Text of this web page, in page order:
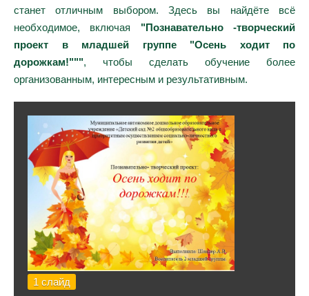
станет отличным выбором. Здесь вы найдёте всё
необходимое, включая "Познавательно -творческий
проект в младшей группе "Осень ходит по
дорожкам!""", чтобы сделать обучение более
организованным, интересным и результативным.
1 слайд